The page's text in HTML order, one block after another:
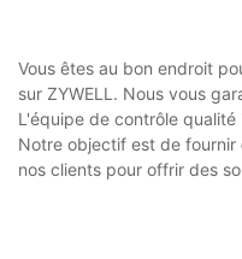
Vous êtes au bon endroit
sur ZYWELL. Nous vous
L'équipe de contrôle
Notre objectif est de fournir
nos clients pour offrir des